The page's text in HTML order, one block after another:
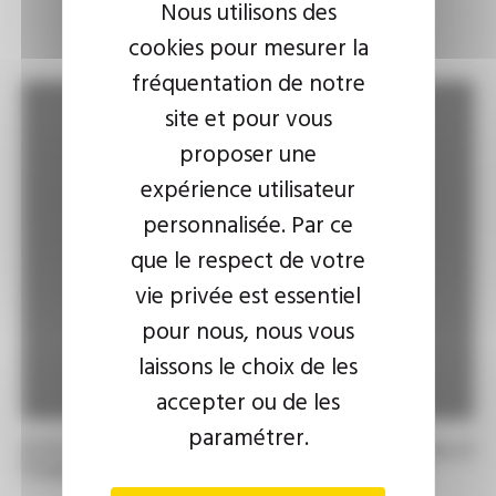
EZYFLEX® Flexibles polyvalents pour eaux chaudes et
Nous utilisons des
cookies pour mesurer la
fréquentation de notre
site et pour vous
proposer une
expérience utilisateur
personnalisée. Par ce
que le respect de votre
vie privée est essentiel
pour nous, nous vous
laissons le choix de les
accepter ou de les
paramétrer.